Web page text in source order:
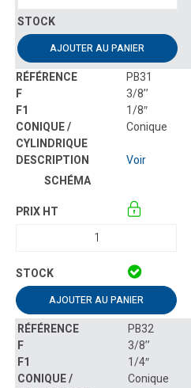
AJOUTER AU PANIER
PB31
3/8’’
1/8″
Conique
Voir
AJOUTER AU PANIER
PB32
3/8’’
1/4″
Conique